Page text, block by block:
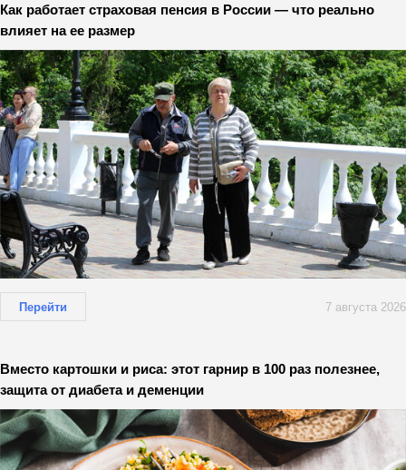
Как работает страховая пенсия в России — что реально
влияет на ее размер
Перейти 7 августа 2026
Вместо картошки и риса: этот гарнир в 100 раз полезнее,
защита от диабета и деменции